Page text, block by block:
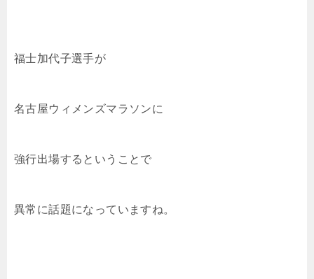
福士加代子選手が
名古屋ウィメンズマラソンに
強行出場するということで
異常に話題になっていますね。